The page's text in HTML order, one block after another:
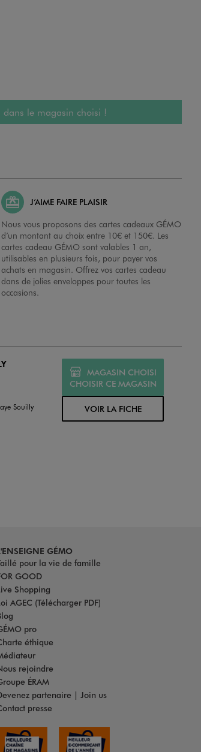
le magasin choisi !
J’AIME FAIRE PLAISIR
Nous vous proposons des cartes cadeaux GÉMO
d’un montant au choix entre 10€ et 150€. Les
cartes cadeau GÉMO sont valables 1 an,
utilisables en plusieurs fois, pour payer vos
achats en magasin. Offrez vos cartes cadeau
dans de jolies enveloppes pour toutes les
occasions.
Souilly
MAGASIN CHOISI
CHOISIR CE MAGASIN
VOIR LA FICHE
GÉMO
pour la vie de famille
GOOD
Shopping
AGEC (Télécharger PDF)
pro
éthique
rejoindre
ÉRAM
partenaire | Join us
presse